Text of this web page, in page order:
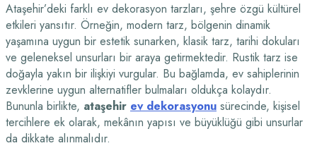
Ataşehir’deki farklı ev dekorasyon tarzları, şehre özgü kültürel
etkileri yansıtır. Örneğin, modern tarz, bölgenin dinamik
yaşamına uygun bir estetik sunarken, klasik tarz, tarihi dokuları
ve geleneksel unsurları bir araya getirmektedir. Rustik tarz ise
doğayla yakın bir ilişkiyi vurgular. Bu bağlamda, ev sahiplerinin
zevklerine uygun alternatifler bulmaları oldukça kolaydır.
Bununla birlikte, ataşehir ev dekorasyonu sürecinde, kişisel
tercihlere ek olarak, mekânın yapısı ve büyüklüğü gibi unsurlar
da dikkate alınmalıdır.